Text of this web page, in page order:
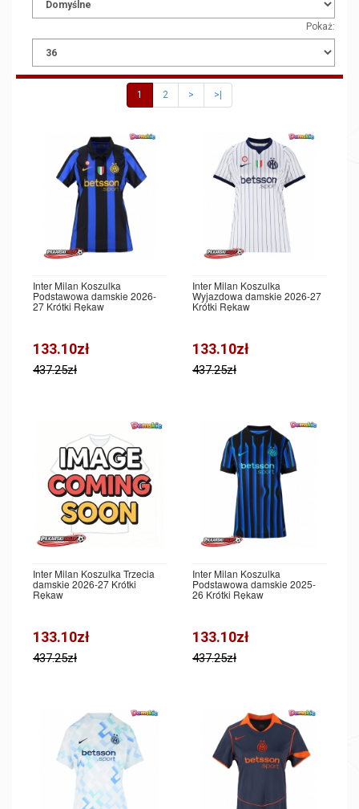
Pokaż:
1 2 > >|
Inter Milan Koszulka
Podstawowa damskie 2026-
27 Krótki Rękaw
133.10zł
437.25zł
Inter Milan Koszulka
Wyjazdowa damskie 2026-27
Krótki Rękaw
133.10zł
437.25zł
Inter Milan Koszulka Trzecia
damskie 2026-27 Krótki
Rękaw
133.10zł
437.25zł
Inter Milan Koszulka
Podstawowa damskie 2025-
26 Krótki Rękaw
133.10zł
437.25zł